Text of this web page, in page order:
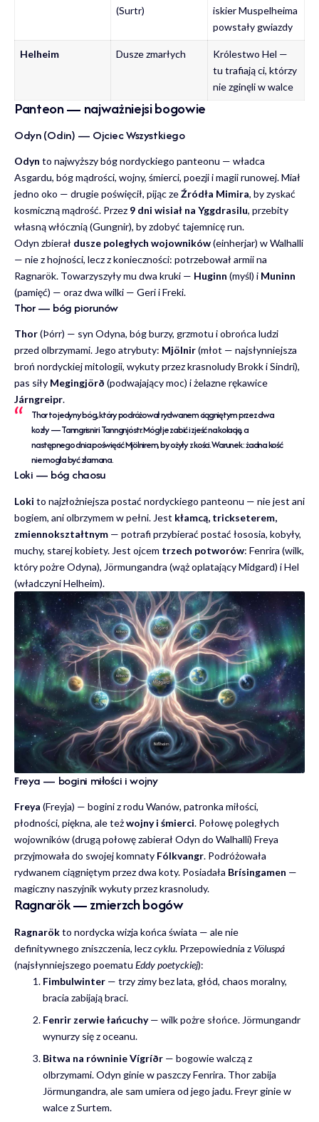
(Surtr)
iskier Muspelheima
powstały gwiazdy
Helheim Dusze zmarłych
Królestwo Hel —
tu trafiają ci, którzy
nie zginęli w walce
Panteon — najważniejsi bogowie
Odyn (Odin) — Ojciec Wszystkiego
Odyn to najwyższy bóg nordyckiego panteonu — władca
Asgardu, bóg mądrości, wojny, śmierci, poezji i magii runowej. Miał
jedno oko — drugie poświęcił, pijąc zeŹródła Mimira, by zyskać
kosmiczną mądrość. Przez 9 dni wisiał na Yggdrasilu, przebity
własną włócznią (Gungnir), by zdobyć tajemnicę run.
Odyn zbierał dusze poległych wojowników(einherjar) w Walhalli
— nie z hojności, lecz z konieczności: potrzebował armii na
Ragnarök. Towarzyszyły mu dwa kruki — Huginn (myśl) i Muninn
(pamięć) — oraz dwa wilki — Geri i Freki.
Thor — bóg piorunów
Thor(Þórr) — syn Odyna, bóg burzy, grzmotu i obrońca ludzi
przed olbrzymami. Jego atrybuty: Mjölnir(młot — najsłynniejsza
broń nordyckiej mitologii, wykuty przez krasnoludy Brokk i Sindri),
pas siły Megingjörð (podwajający moc) i żelazne rękawice
Járngreipr.
Thor to jedyny bóg, który podróżował rydwanem ciągniętym przez dwa
kozły — Tanngrisnir i Tanngnjóstr. Mógł je zabić i zjeść na kolację, a
następnego dnia poświęcić Mjölnirem, by ożyły z kości. Warunek: żadna kość
nie mogła być złamana.
Loki — bóg chaosu
Loki to najzłożniejsza postać nordyckiego panteonu — nie jest ani
bogiem, ani olbrzymem w pełni. Jest kłamcą, trickseterem,
zmiennokształtnym — potrafi przybierać postać łososia, kobyły,
muchy, starej kobiety. Jest ojcem trzech potworów: Fenrira (wilk,
który pożre Odyna), Jörmungandra (wąż oplatający Midgard) i Hel
(władczyni Helheim).
Freya — bogini miłości i wojny
Freya (Freyja) — bogini z rodu Wanów, patronka miłości,
płodności, piękna, ale teżwojny i śmierci. Połowę poległych
wojowników (drugą połowę zabierał Odyn do Walhalli) Freya
przyjmowała do swojej komnaty Fólkvangr. Podróżowała
rydwanem ciągniętym przez dwa koty. Posiadała Brísingamen —
magiczny naszyjnik wykuty przez krasnoludy.
Ragnarök — zmierzch bogów
Ragnarökto nordycka wizja końca świata — ale nie
definitywnego zniszczenia, leczcyklu. Przepowiednia z Völuspá
(najsłynniejszego poematu Eddy poetyckiej):
Fimbulwinter — trzy zimy bez lata, głód, chaos moralny,
bracia zabijają braci.
Fenrir zerwie łańcuchy— wilk pożre słońce. Jörmungandr
wynurzy się z oceanu.
Bitwa na równinie Vígríðr — bogowie walczą z
olbrzymami. Odyn ginie w paszczy Fenrira. Thor zabija
Jörmungandra, ale sam umiera od jego jadu. Freyr ginie w
walce z Surtem.